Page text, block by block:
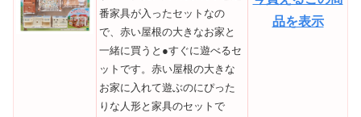
品を表示
番家具が入ったセットなの
で、赤い屋根の大きなお家と
一緒に買うと●すぐに遊べるセ
ットです。赤い屋根の大きな
お家に入れて遊ぶのにぴった
りな人形と家具のセットで